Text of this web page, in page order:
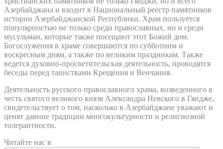
Азербайджана и входит в Национальный реестр памятников
истории Азербайджанской Республики. Храм пользуется
популярностью не только среди православных, но и среди
мусульман, которые также посещают этот Божий дом.
Богослужения в храме совершаются по субботним и
воскресным дням, а также по великим праздникам. Также
ведется духовно-просветительская деятельность, проводятся
беседы перед таинствами Крещения и Венчания.
Деятельность русского православного храма, возведенного в
честь святого великого князя Александра Невского в Гяндже,
свидетельствует о том, насколько в Азербайджане уважают и
ценят давние традиции многокультурности и религиозной
толерантности.
Читайте нас в